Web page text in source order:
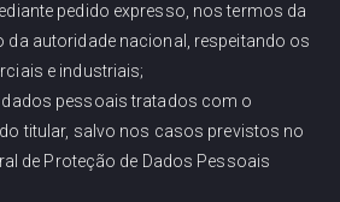
pedido expresso, nos termos da
da autoridade nacional, respeitando os
e industriais;
pessoais tratados com o
titular, salvo nos casos previstos no
de Proteção de Dados Pessoais